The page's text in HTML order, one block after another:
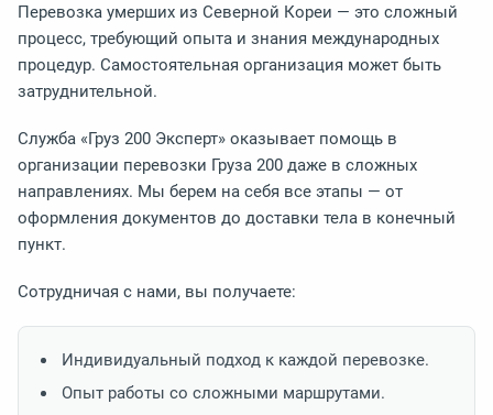
Перевозка умерших из Северной Кореи — это сложный
процесс, требующий опыта и знания международных
процедур. Самостоятельная организация может быть
затруднительной.
Служба «Груз 200 Эксперт» оказывает помощь в
организации перевозки Груза 200 даже в сложных
направлениях. Мы берем на себя все этапы — от
оформления документов до доставки тела в конечный
пункт.
Сотрудничая с нами, вы получаете:
Индивидуальный подход к каждой перевозке.
Опыт работы со сложными маршрутами.